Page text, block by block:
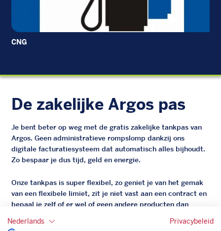
CNG
De zakelijke Argos pas
Je bent beter op weg met de gratis zakelijke tankpas van
Argos. Geen administratieve rompslomp dankzij ons
digitale facturatiesysteem dat automatisch alles bijhoudt.
Zo bespaar je dus tijd, geld en energie.
Onze tankpas is super flexibel, zo geniet je van het gemak
van een flexibele limiet, zit je niet vast aan een contract en
bepaal je zelf of er wel of geen andere producten dan
Bovendien profiteer je altijd van een gegarandeerde
Nederlands Privacybeleid